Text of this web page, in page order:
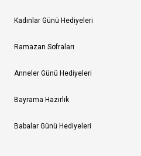
Kadınlar Günü Hediyeleri
Ramazan Sofraları
Anneler Günü Hediyeleri
Bayrama Hazırlık
Babalar Günü Hediyeleri